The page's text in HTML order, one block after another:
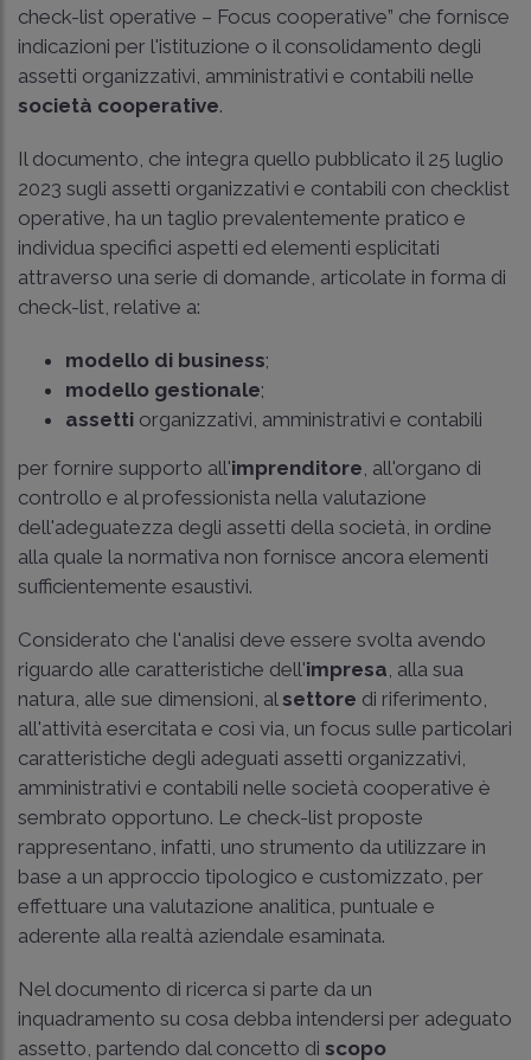
check-list operative – Focus cooperative” che fornisce
indicazioni per l'istituzione o il consolidamento degli
assetti organizzativi, amministrativi e contabili nelle
società cooperative.
Il documento, che integra quello pubblicato il 25 luglio
2023 sugli assetti organizzativi e contabili con checklist
operative, ha un taglio prevalentemente pratico e
individua specifici aspetti ed elementi esplicitati
attraverso una serie di domande, articolate in forma di
check-list, relative a:
modello di business;
modello gestionale;
assetti organizzativi, amministrativi e contabili
per fornire supporto all'imprenditore , all'organo di
controllo e al professionista nella valutazione
dell'adeguatezza degli assetti della società, in ordine
alla quale la normativa non fornisce ancora elementi
sufficientemente esaustivi.
Considerato che l'analisi deve essere svolta avendo
riguardo alle caratteristiche dell'impresa , alla sua
natura, alle sue dimensioni, al settore di riferimento,
all'attività esercitata e così via, un focus sulle particolari
caratteristiche degli adeguati assetti organizzativi,
amministrativi e contabili nelle società cooperative è
sembrato opportuno. Le check-list proposte
rappresentano, infatti, uno strumento da utilizzare in
base a un approccio tipologico e customizzato, per
effettuare una valutazione analitica, puntuale e
aderente alla realtà aziendale esaminata.
Nel documento di ricerca si parte da un
inquadramento su cosa debba intendersi per adeguato
assetto, partendo dal concetto di scopo